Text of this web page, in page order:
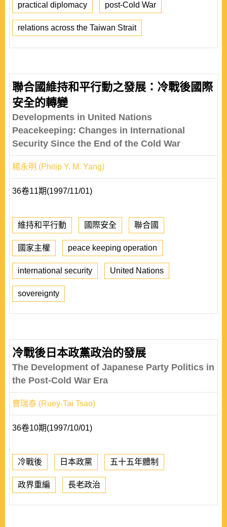
practical diplomacy post-Cold War
relations across the Taiwan Strait
聯合國維持和平行動之發展：冷戰後國際
安全的轉變
Developments in United Nations
Peacekeeping: Changes in International
Security Since the End of the Cold War
楊永明 (Philip Y. M. Yang)
36卷11期(1997/11/01)
維持和平行動 國際安全 聯合國
國家主權 peace keeping operation
international security United Nations
sovereignty
冷戰後日本政黨政治的發展
The Development of Japanese Party Politics in
the Post-Cold War Era
曹瑞泰 (Ruey-Tai Tsao)
36卷10期(1997/10/01)
冷戰後 日本政黨 五十五年體制
政界重編 長老政治